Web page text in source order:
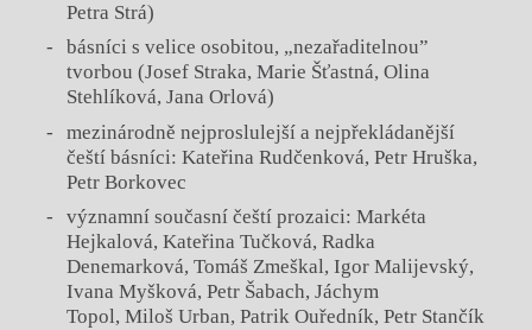
Petra Strá)
básníci s velice osobitou, „nezařaditelnou”
tvorbou (Josef Straka, Marie Šťastná, Olina
Stehlíková, Jana Orlová)
mezinárodně nejproslulejší a nejpřekládanější
čeští básníci: Kateřina Rudčenková, Petr Hruška,
Petr Borkovec
významní současní čeští prozaici: Markéta
Hejkalová, Kateřina Tučková, Radka
Denemarková, Tomáš Zmeškal, Igor Malijevský,
Ivana Myšková, Petr Šabach, Jáchym
Topol, Miloš Urban, Patrik Ouředník, Petr Stančík